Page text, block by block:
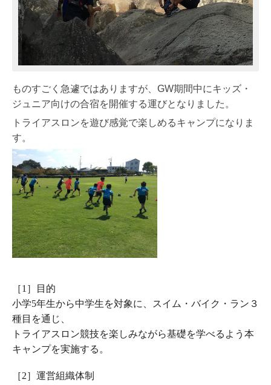
ものすごく急遽ではありますが、GW期間中にキッズ・
ジュニア向けの合宿を開催する運びとなりました。
トライアスロンを遊び感覚で楽しめるキャンプになりま
す。
［1］目的
小学5年生から中学生を対象に、スイム・バイク・ラン３
種目を通じ、
トライアスロン競技を楽しみながら基礎を学べるよう本
キャンプを実施する。
［2］運営組織体制